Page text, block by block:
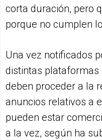
corta duración, pero
porque no cumplen
Una vez notificados
distintas
deben proceder a la
anuncios relativos a
pueden estar
a la vez, según ha